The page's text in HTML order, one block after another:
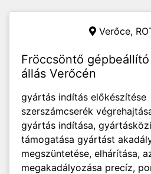
Verőce,
Fröccsöntő gépbeállító
állás Verőcén
gyártás indítás előkészítése
szerszámcserék
gyártás indítása,
támogatása gyártást
megszüntetése, elhárítása,
megakadályozása precíz,